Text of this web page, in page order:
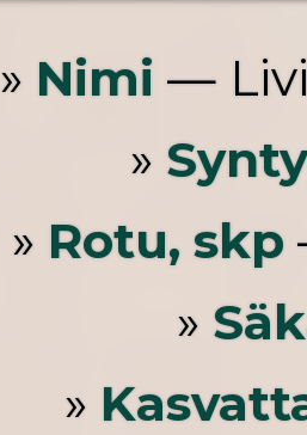
» Nimi —
»
» Rotu, skp
»
»